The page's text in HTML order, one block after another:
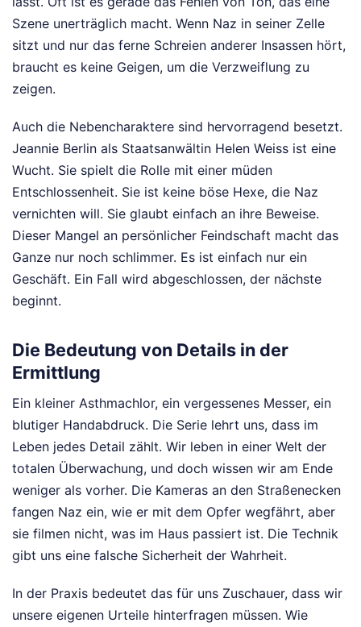
Szene unerträglich macht. Wenn Naz in seiner Zelle
sitzt und nur das ferne Schreien anderer Insassen hört,
braucht es keine Geigen, um die Verzweiflung zu
zeigen.
Auch die Nebencharaktere sind hervorragend besetzt.
Jeannie Berlin als Staatsanwältin Helen Weiss ist eine
Wucht. Sie spielt die Rolle mit einer müden
Entschlossenheit. Sie ist keine böse Hexe, die Naz
vernichten will. Sie glaubt einfach an ihre Beweise.
Dieser Mangel an persönlicher Feindschaft macht das
Ganze nur noch schlimmer. Es ist einfach nur ein
Geschäft. Ein Fall wird abgeschlossen, der nächste
beginnt.
Die Bedeutung von Details in der
Ermittlung
Ein kleiner Asthmachlor, ein vergessenes Messer, ein
blutiger Handabdruck. Die Serie lehrt uns, dass im
Leben jedes Detail zählt. Wir leben in einer Welt der
totalen Überwachung, und doch wissen wir am Ende
weniger als vorher. Die Kameras an den Straßenecken
fangen Naz ein, wie er mit dem Opfer wegfährt, aber
sie filmen nicht, was im Haus passiert ist. Die Technik
gibt uns eine falsche Sicherheit der Wahrheit.
In der Praxis bedeutet das für uns Zuschauer, dass wir
unsere eigenen Urteile hinterfragen müssen. Wie